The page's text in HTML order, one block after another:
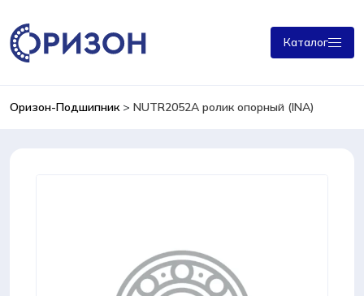
Каталог
Оризон-Подшипник> NUTR2052А ролик опорный (INA)